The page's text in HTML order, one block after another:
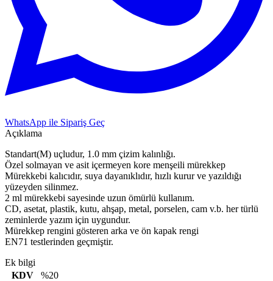
WhatsApp ile Sipariş Geç
Açıklama
Standart(M) uçludur, 1.0 mm çizim kalınlığı.
Özel solmayan ve asit içermeyen kore menşeili mürekkep
Mürekkebi kalıcıdır, suya dayanıklıdır, hızlı kurur ve yazıldığı
yüzeyden silinmez.
2 ml mürekkebi sayesinde uzun ömürlü kullanım.
CD, asetat, plastik, kutu, ahşap, metal, porselen, cam v.b. her türlü
zeminlerde yazım için uygundur.
Mürekkep rengini gösteren arka ve ön kapak rengi
EN71 testlerinden geçmiştir.
Ek bilgi
KDV
%20